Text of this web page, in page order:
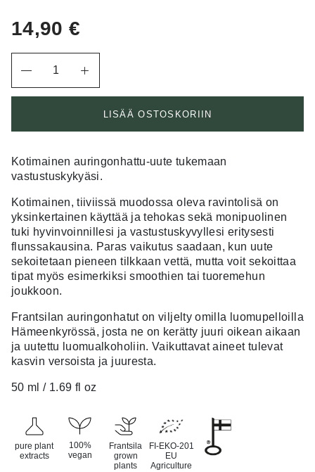
14,90€
LISÄÄ OSTOSKORIIN
Kotimainen auringonhattu-uute tukemaan
vastustuskykyäsi.
Kotimainen, tiiviissä muodossa oleva ravintolisä on
yksinkertainen käyttää ja tehokas sekä monipuolinen
tuki hyvinvoinnillesi ja vastustuskyvyllesi eritysesti
flunssakausina. Paras vaikutus saadaan, kun uute
sekoitetaan pieneen tilkkaan vettä, mutta voit sekoittaa
tipat myös esimerkiksi smoothien tai tuoremehun
joukkoon.
Frantsilan auringonhatut on viljelty omilla luomupelloilla
Hämeenkyrössä, josta ne on kerätty juuri oikean aikaan
ja uutettu luomualkoholiin. Vaikuttavat aineet tulevat
kasvin versoista ja juuresta.
50 ml / 1.69 fl oz
pure plant
extracts
100%
vegan
Frantsila
grown
plants
FI-EKO-201
EU
Agriculture